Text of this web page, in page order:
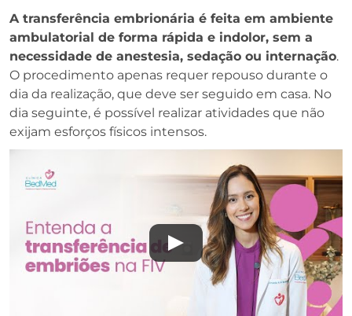
A transferência embrionária é feita em ambiente
ambulatorial de forma rápida e indolor, sem a
necessidade de anestesia, sedação ou internação.
O procedimento apenas requer repouso durante o
dia da realização, que deve ser seguido em casa. No
dia seguinte, é possível realizar atividades que não
exijam esforços físicos intensos.